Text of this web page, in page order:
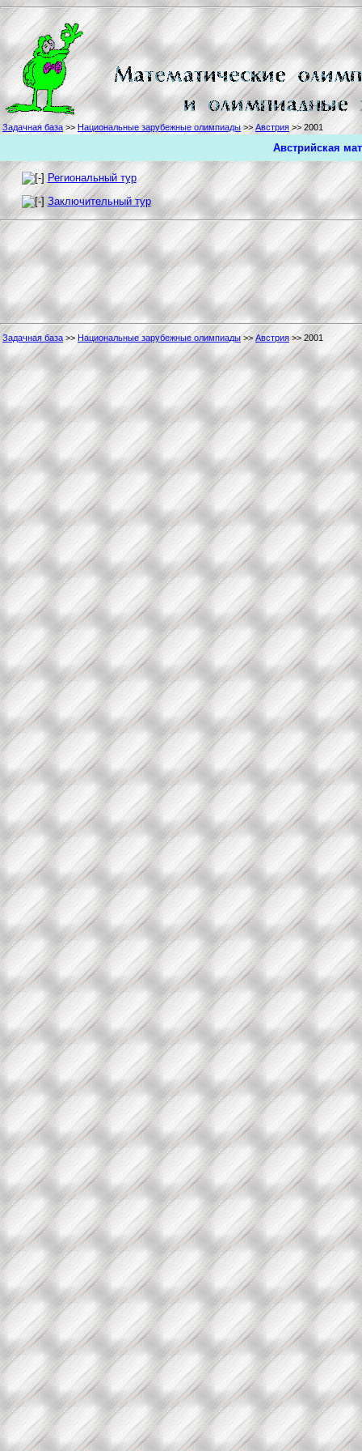
Задачная база>> Национальные зарубежные олимпиады>>Австрия >> 2001
Австрийская
Региональный тур
Заключительный тур
Задачная база>> Национальные зарубежные олимпиады>>Австрия>> 2001